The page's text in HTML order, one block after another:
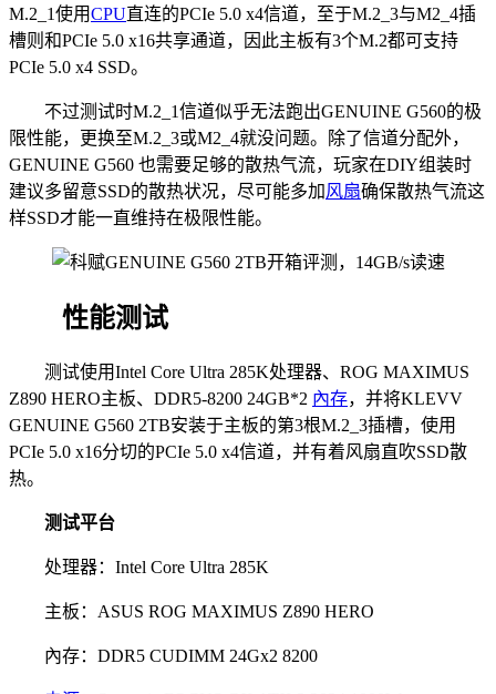
M.2_1使用CPU直连的PCIe 5.0 x4信道，至于M.2_3与M2_4插
槽则和PCIe 5.0 x16共享通道，因此主板有3个M.2都可支持
PCIe 5.0 x4 SSD。
不过测试时M.2_1信道似乎无法跑出GENUINE G560的极
限性能，更换至M.2_3或M2_4就没问题。除了信道分配外，
GENUINE G560 也需要足够的散热气流，玩家在DIY组装时
建议多留意SSD的散热状况，尽可能多加风扇确保散热气流这
样SSD才能一直维持在极限性能。
性能测试
测试使用Intel Core Ultra 285K处理器、ROG MAXIMUS
Z890 HERO主板、DDR5-8200 24GB*2 內存，并将KLEVV
GENUINE G560 2TB安装于主板的第3根M.2_3插槽，使用
PCIe 5.0 x16分切的PCIe 5.0 x4信道，并有着风扇直吹SSD散
热。
测试平台
处理器：Intel Core Ultra 285K
主板：ASUS ROG MAXIMUS Z890 HERO
內存：DDR5 CUDIMM 24Gx2 8200